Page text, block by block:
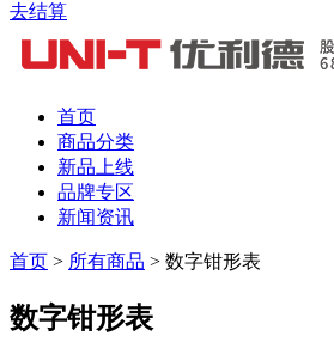
去结算
首页
商品分类
新品上线
品牌专区
新闻资讯
首页 > 所有商品 > 数字钳形表
数字钳形表